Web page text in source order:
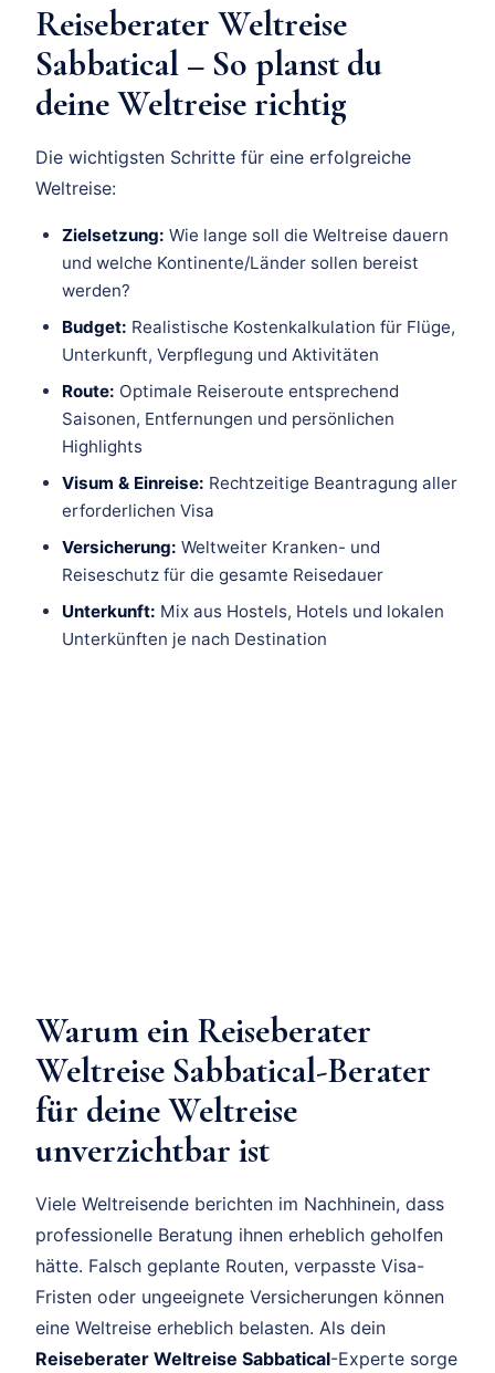
Reiseberater Weltreise
Sabbatical – So planst du
deine Weltreise richtig
Die wichtigsten Schritte für eine erfolgreiche
Weltreise:
Zielsetzung: Wie lange soll die Weltreise dauern
und welche Kontinente/Länder sollen bereist
werden?
Budget: Realistische Kostenkalkulation für Flüge,
Unterkunft, Verpflegung und Aktivitäten
Route: Optimale Reiseroute entsprechend
Saisonen, Entfernungen und persönlichen
Highlights
Visum & Einreise: Rechtzeitige Beantragung aller
erforderlichen Visa
Versicherung: Weltweiter Kranken- und
Reiseschutz für die gesamte Reisedauer
Unterkunft: Mix aus Hostels, Hotels und lokalen
Unterkünften je nach Destination
Warum ein Reiseberater
Weltreise Sabbatical-Berater
für deine Weltreise
unverzichtbar ist
Viele Weltreisende berichten im Nachhinein, dass
professionelle Beratung ihnen erheblich geholfen
hätte. Falsch geplante Routen, verpasste Visa-
Fristen oder ungeeignete Versicherungen können
eine Weltreise erheblich belasten. Als dein
Reiseberater Weltreise Sabbatical-Experte sorge